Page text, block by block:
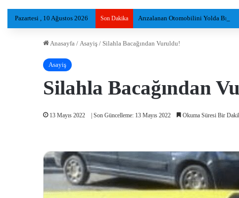
Pazartesi , 10 Ağustos 2026 Son Dakika Arızalanan Otomobilini Yolda
Anasayfa / Asayiş / Silahla Bacağından Vuruldu!
Asayiş
Silahla Bacağından
13 Mayıs 2022 | Son Güncelleme: 13 Mayıs 2022 Okuma Süresi Bir